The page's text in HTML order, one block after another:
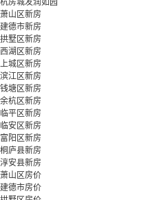
杭房城发润如园
萧山区新房
建德市新房
拱墅区新房
西湖区新房
上城区新房
滨江区新房
钱塘区新房
余杭区新房
临平区新房
临安区新房
富阳区新房
桐庐县新房
淳安县新房
萧山区房价
建德市房价